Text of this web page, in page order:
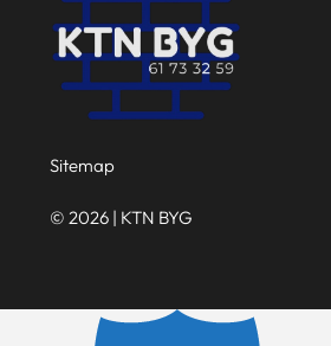
Sitemap
© 2026 | KTN BYG